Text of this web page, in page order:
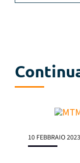
10 FEBBRAIO 2023